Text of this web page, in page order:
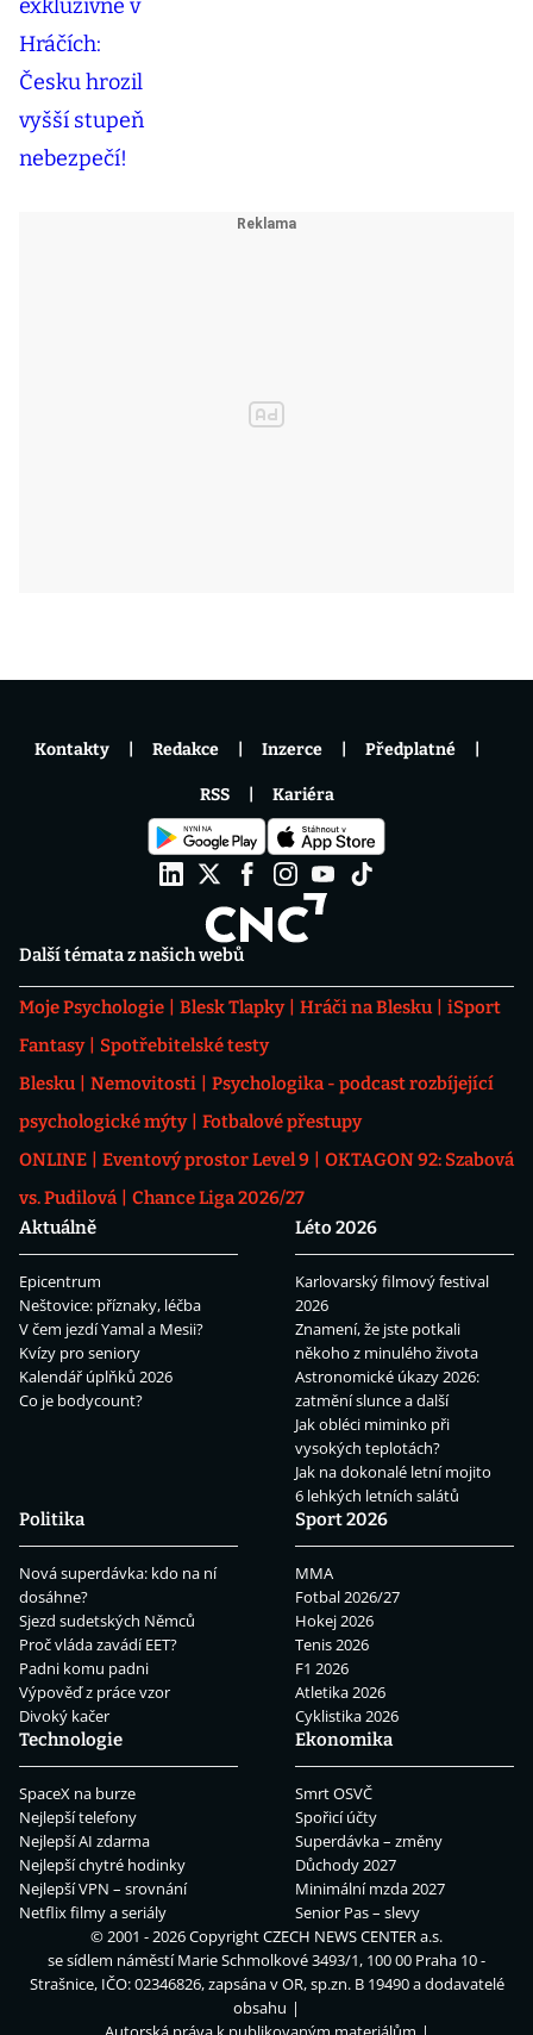
Další témata z našich webů
Moje Psychologie Blesk Tlapky Hráči na Blesku
iSport
Fantasy
Spotřebitelské testy
Blesku
Nemovitosti
Psychologika - podcast rozbíjející
psychologické mýty
Fotbalové přestupy
ONLINE
Eventový prostor Level 9
OKTAGON 92: Szabová
vs. Pudilová
Chance Liga 2026/27
Aktuálně
Epicentrum
Neštovice: příznaky, léčba
V čem jezdí Yamal a Mesii?
Kvízy pro seniory
Kalendář úplňků 2026
Co je bodycount?
Léto 2026
Karlovarský filmový festival
2026
Znamení, že jste potkali
někoho z minulého života
Astronomické úkazy 2026:
zatmění slunce a další
Jak obléci miminko při
vysokých teplotách?
Jak na dokonalé letní mojito
6 lehkých letních salátů
Politika
Nová superdávka: kdo na ní
dosáhne?
Sjezd sudetských Němců
Proč vláda zavádí EET?
Padni komu padni
Výpověď z práce vzor
Divoký kačer
Sport 2026
MMA
Fotbal 2026/27
Hokej 2026
Tenis 2026
F1 2026
Atletika 2026
Cyklistika 2026
Technologie
SpaceX na burze
Nejlepší telefony
Nejlepší AI zdarma
Nejlepší chytré hodinky
Nejlepší VPN – srovnání
Netflix filmy a seriály
Ekonomika
Smrt OSVČ
Spořicí účty
Superdávka – změny
Důchody 2027
Minimální mzda 2027
Senior Pas – slevy
Kontakty Redakce Inzerce Předplatné
RSS Kariéra
© 2001 - 2026 CopyrightCZECH NEWS CENTER a.s.
se sídlem náměstí Marie Schmolkové 3493/1, 100 00 Praha 10 -
Strašnice, IČO: 02346826, zapsána v OR, sp.zn. B 19490 a dodavatelé
obsahu